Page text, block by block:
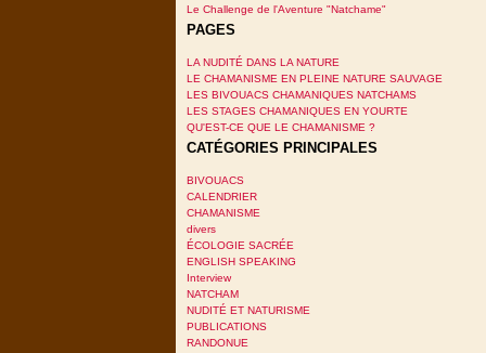
Le Challenge de l'Aventure "Natchame"
PAGES
LA NUDITÉ DANS LA NATURE
LE CHAMANISME EN PLEINE NATURE SAUVAGE
LES BIVOUACS CHAMANIQUES NATCHAMS
LES STAGES CHAMANIQUES EN YOURTE
QU'EST-CE QUE LE CHAMANISME ?
CATÉGORIES PRINCIPALES
BIVOUACS
CALENDRIER
CHAMANISME
divers
ÉCOLOGIE SACRÉE
ENGLISH SPEAKING
Interview
NATCHAM
NUDITÉ ET NATURISME
PUBLICATIONS
RANDONUE